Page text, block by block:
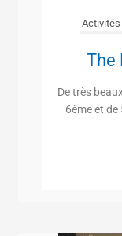
Activités
The
De très
6ème et